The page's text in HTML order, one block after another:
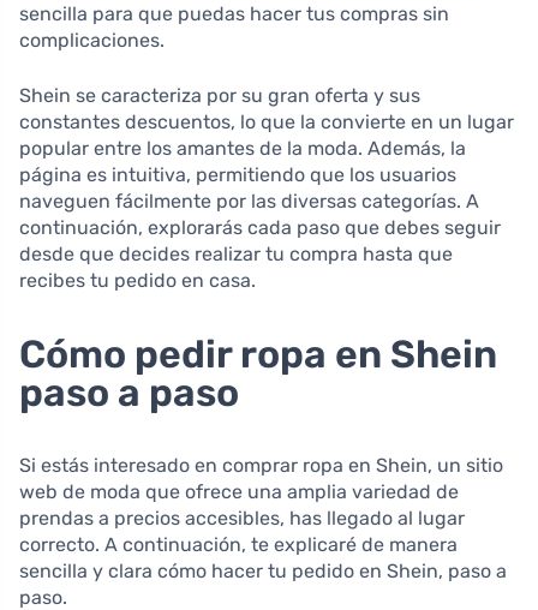
sencilla para que puedas hacer tus compras sin
complicaciones.
Shein se caracteriza por su gran oferta y sus
constantes descuentos, lo que la convierte en un lugar
popular entre los amantes de la moda. Además, la
página es intuitiva, permitiendo que los usuarios
naveguen fácilmente por las diversas categorías. A
continuación, explorarás cada paso que debes seguir
desde que decides realizar tu compra hasta que
recibes tu pedido en casa.
Cómo pedir ropa en Shein
paso a paso
Si estás interesado en comprar ropa en Shein, un sitio
web de moda que ofrece una amplia variedad de
prendas a precios accesibles, has llegado al lugar
correcto. A continuación, te explicaré de manera
sencilla y clara cómo hacer tu pedido en Shein, paso a
paso.